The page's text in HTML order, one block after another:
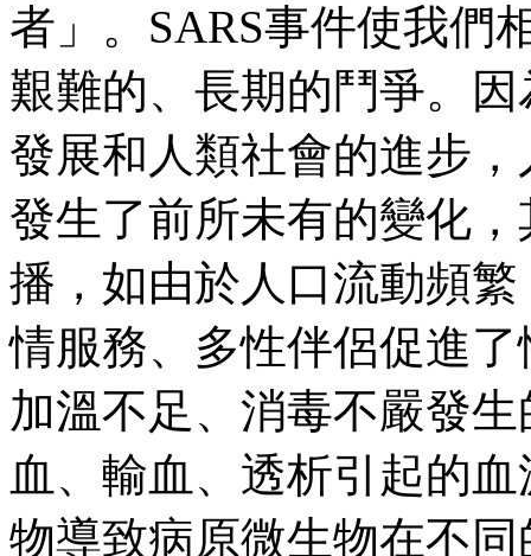
者」。 SARS事件使我們
艱難的、長期的鬥爭。
發展和人類社會的進步
發生了前所未有的變化
播，如由於人口流動頻
情服務、多性伴侶促進
加溫不足、消毒不嚴發
血、輸血、透析引起的
物導致病原微生物在不